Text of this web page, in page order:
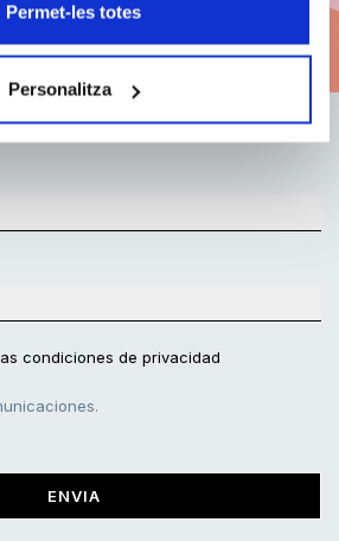
Permet-les totes
Personalitza
condiciones de privacidad
ENVIA